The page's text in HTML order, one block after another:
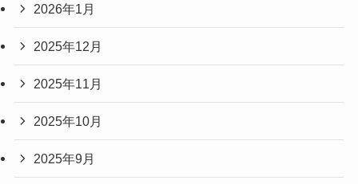
2026年1月
2025年12月
2025年11月
2025年10月
2025年9月